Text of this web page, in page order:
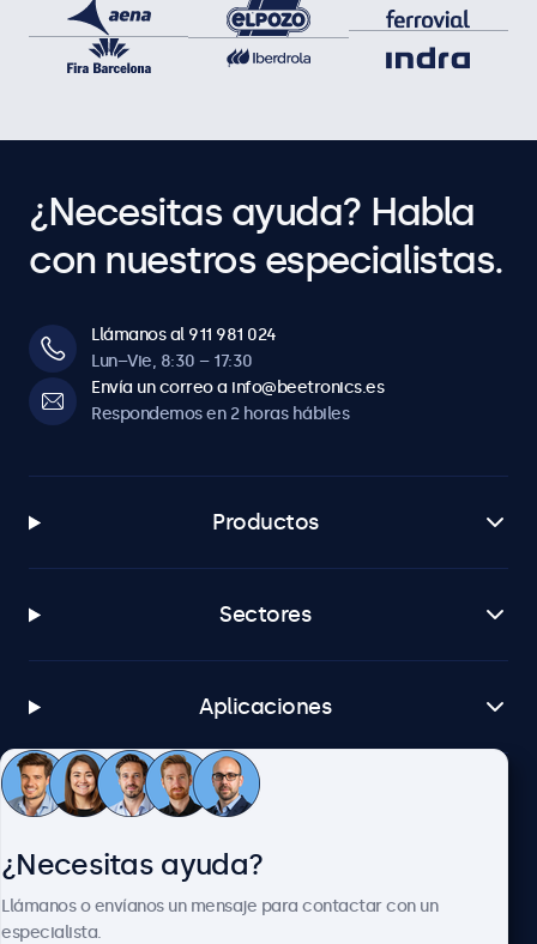
¿Necesitas ayuda? Habla
con nuestros especialistas.
Llámanos al 911 981 024
Lun–Vie, 8:30 – 17:30
Envía un correo a info@beetronics.es
Respondemos en 2 horas hábiles
Productos
Sectores
Aplicaciones
Atención al cliente
¿Necesitas ayuda?
Llámanos o envíanos un mensaje para contactar con un
especialista.